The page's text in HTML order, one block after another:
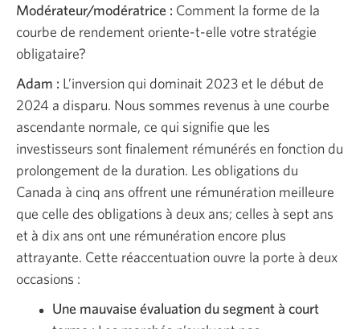
Modérateur/modératrice : Comment la forme de la
courbe de rendement oriente-t-elle votre stratégie
obligataire?
Adam : L’inversion qui dominait 2023 et le début de
2024 a disparu. Nous sommes revenus à une courbe
ascendante normale, ce qui signifie que les
investisseurs sont finalement rémunérés en fonction du
prolongement de la duration. Les obligations du
Canada à cinq ans offrent une rémunération meilleure
que celle des obligations à deux ans; celles à sept ans
et à dix ans ont une rémunération encore plus
attrayante. Cette réaccentuation ouvre la porte à deux
occasions :
Une mauvaise évaluation du segment à court